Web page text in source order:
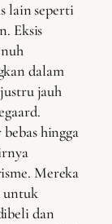
lain seperti
Eksis
dalam
jauh
hingga
Mereka
untuk
dan